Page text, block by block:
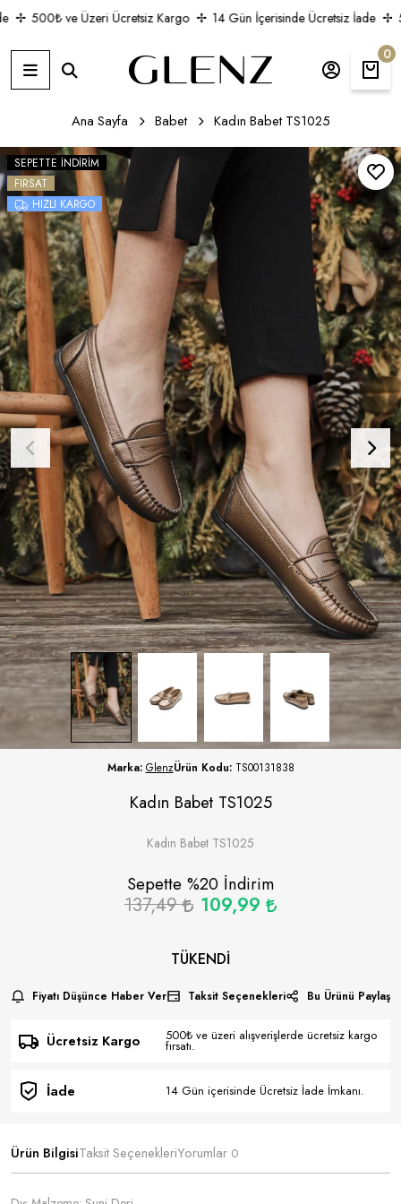
500₺ ve Üzeri Ücretsiz Kargo 14 Gün İçerisinde Ücretsiz İade
0
Ana Sayfa Babet Kadın Babet TS1025
SEPETTE İNDIRIM
FIRSAT
HIZLI KARGO
Marka: GlenzÜrün Kodu: TS00131838
Kadın Babet TS1025
Kadın Babet TS1025
Sepette %20İndirim
137,49 109,99
TÜKENDI
Fiyatı Düşünce Haber Ver Taksit Seçenekleri Bu Ürünü Paylaş
Ücretsiz Kargo 500₺ ve üzeri alışverişlerde ücretsiz kargo
fırsatı.
İade 14 Gün içerisinde Ücretsiz İade İmkanı.
Ürün BilgisiTaksit SeçenekleriYorumlar 0